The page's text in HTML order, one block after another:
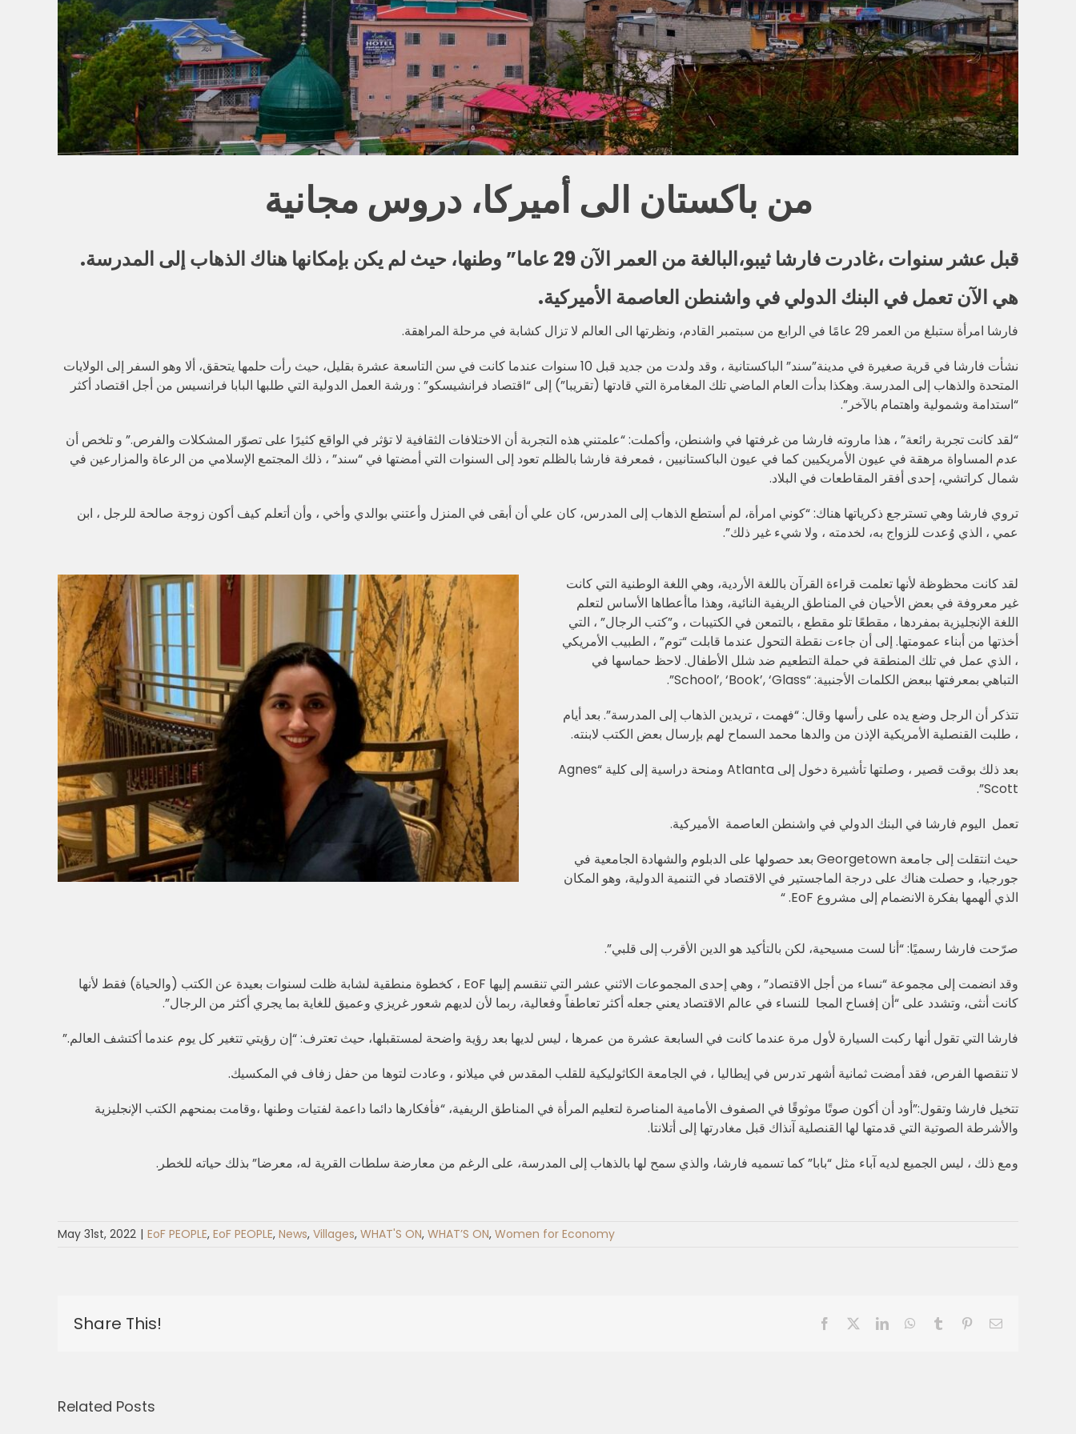
من باكستان الى أميركا، دروس مجانية
قبل عشر سنوات ،غادرت فارشا ثيبو،البالغة من العمر الآن 29 عاما” وطنها، حيث لم يكن بإمكانها هناك الذهاب إلى المدرسة.
هي الآن تعمل في البنك الدولي في واشنطن العاصمة الأميركية.
فارشا امرأة ستبلغ من العمر 29 عامًا في الرابع من سبتمبر القادم، ونظرتها الى العالم لا تزال كشابة في مرحلة المراهقة.
نشأت فارشا في قرية صغيرة في مدينة”سند” الباكستانية ، وقد ولدت من جديد قبل 10 سنوات عندما كانت في سن التاسعة عشرة بقليل، حيث رأت حلمها يتحقق، ألا وهو السفر إلى الولايات
المتحدة والذهاب إلى المدرسة. وهكذا بدأت العام الماضي تلك المغامرة التي قادتها (تقريبا”) إلى “اقتصاد فرانشيسكو” : ورشة العمل الدولية التي طلبها البابا فرانسيس من أجل اقتصاد أكثر
“استدامة وشمولية واهتمام بالآخر”.
“لقد كانت تجربة رائعة” ، هذا ماروته فارشا من غرفتها في واشنطن، وأكملت: “علمتني هذه التجربة أن الاختلافات الثقافية لا تؤثر في الواقع كثيرًا على تصوّر المشكلات والفرص.” و تلخص أن
عدم المساواة مرهقة في عيون الأمريكيين كما في عيون الباكستانيين ، فمعرفة فارشا بالظلم تعود إلى السنوات التي أمضتها في “سند” ، ذلك المجتمع الإسلامي من الرعاة والمزارعين في
شمال كراتشي، إحدى أفقر المقاطعات في البلاد.
تروي فارشا وهي تسترجع ذكرياتها هناك: “كوني امرأة، لم أستطع الذهاب إلى المدرس، كان علي أن أبقى في المنزل وأعتني بوالدي وأخي ، وأن أتعلم كيف أكون زوجة صالحة للرجل ، ابن
عمي ، الذي وُعدت للزواج به، لخدمته ، ولا شيء غير ذلك”.
لقد كانت محظوظة لأنها تعلمت قراءة القرآن باللغة الأردية، وهي اللغة الوطنية التي كانت
غير معروفة في بعض الأحيان في المناطق الريفية النائية، وهذا ماأعطاها الأساس لتعلم
اللغة الإنجليزية بمفردها ، مقطعًا تلو مقطع ، بالتمعن في الكتيبات ، و”كتب الرجال” ، التي
أخذتها من أبناء عمومتها. إلى أن جاءت نقطة التحول عندما قابلت “توم” ، الطبيب الأمريكي
، الذي عمل في تلك المنطقة في حملة التطعيم ضد شلل الأطفال. لاحظ حماسها في
التباهي بمعرفتها ببعض الكلمات الأجنبية: “School’, ‘Book’, ‘Glass”
.
تتذكر أن الرجل وضع يده على رأسها وقال: “فهمت ، تريدين الذهاب إلى المدرسة”. بعد أيام
، طلبت القنصلية الأمريكية الإذن من والدها محمد السماح لهم بإرسال بعض الكتب لابنته.
بعد ذلك بوقت قصير ، وصلتها تأشيرة دخول إلى Atlantaومنحة دراسية إلى كلية “Agnes
Scott”
.
تعمل اليوم فارشا في البنك الدولي في واشنطن العاصمة الأميركية.
حيث انتقلت إلى جامعة Georgetown بعد حصولها على الدبلوم والشهادة الجامعية في
جورجيا، و حصلت هناك على درجة الماجستير في الاقتصاد في التنمية الدولية، وهو المكان
الذي ألهمها بفكرة الانضمام إلى مشروع EoF. “
صرّحت فارشا رسميًا: “أنا لست مسيحية، لكن بالتأكيد هو الدين الأقرب إلى قلبي”.
وقد انضمت إلى مجموعة “نساء من أجل الاقتصاد” ، وهي إحدى المجموعات الاثني عشر التي تنقسم إليها EoF ، كخطوة منطقية لشابة ظلت لسنوات بعيدة عن الكتب (والحياة) فقط لأنها
كانت أنثى، وتشدد على “أن إفساح المجا للنساء في عالم الاقتصاد يعني جعله أكثر تعاطفاً وفعالية، ربما لأن لديهم شعور غريزي وعميق للغاية بما يجري أكثر من الرجال”.
فارشا التي تقول أنها ركبت السيارة لأول مرة عندما كانت في السابعة عشرة من عمرها ، ليس لديها بعد رؤية واضحة لمستقبلها، حيث تعترف: “إن رؤيتي تتغير كل يوم عندما أكتشف العالم.”
لا تنقصها الفرص، فقد أمضت ثمانية أشهر تدرس في إيطاليا ، في الجامعة الكاثوليكية للقلب المقدس في ميلانو ، وعادت لتوها من حفل زفاف في المكسيك.
تتخيل فارشا وتقول:”أود أن أكون صوتًا موثوقًا في الصفوف الأمامية المناصرة لتعليم المرأة في المناطق الريفية، “فأفكارها دائما داعمة لفتيات وطنها ،وقامت بمنحهم الكتب الإنجليزية
والأشرطة الصوتية التي قدمتها لها القنصلية آنذاك قبل مغادرتها إلى أتلانتا.
ومع ذلك ، ليس الجميع لديه آباء مثل “بابا” كما تسميه فارشا، والذي سمح لها بالذهاب إلى المدرسة، على الرغم من معارضة سلطات القرية له، معرضا” بذلك حياته للخطر.
May 31st, 2022 | EoF PEOPLE, EoF PEOPLE, News, Villages, WHAT'S ON, WHAT’S ON, Women for Economy
Share This! Facebook LinkedInWhatsApp
Tumblr PinterestEmail
Related Posts